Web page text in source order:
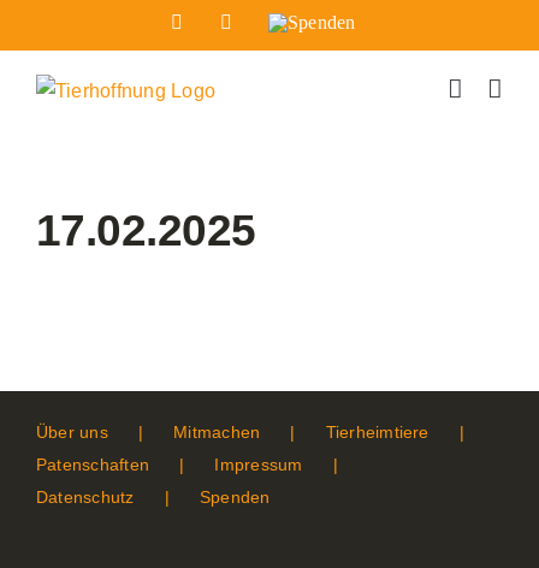
Inhalt
springen
FacebookInstagram
Spenden
17.02.2025
Über uns Mitmachen
Tierheimtiere
Patenschaften
Impressum
Datenschutz
Spenden